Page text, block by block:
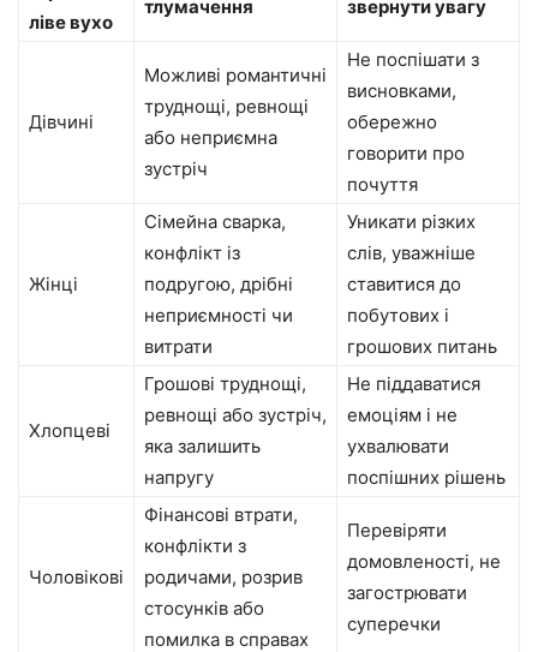
ліве вухо
тлумачення
звернути увагу
Дівчині
Можливі романтичні
труднощі, ревнощі
або неприємна
зустріч
Не поспішати з
висновками,
обережно
говорити про
почуття
Жінці
Сімейна сварка,
конфлікт із
подругою, дрібні
неприємності чи
витрати
Уникати різких
слів, уважніше
ставитися до
побутових і
грошових питань
Хлопцеві
Грошові труднощі,
ревнощі або зустріч,
яка залишить
напругу
Не піддаватися
емоціям і не
ухвалювати
поспішних рішень
Чоловікові
Фінансові втрати,
конфлікти з
родичами, розрив
стосунків або
помилка в справах
Перевіряти
домовленості, не
загострювати
суперечки